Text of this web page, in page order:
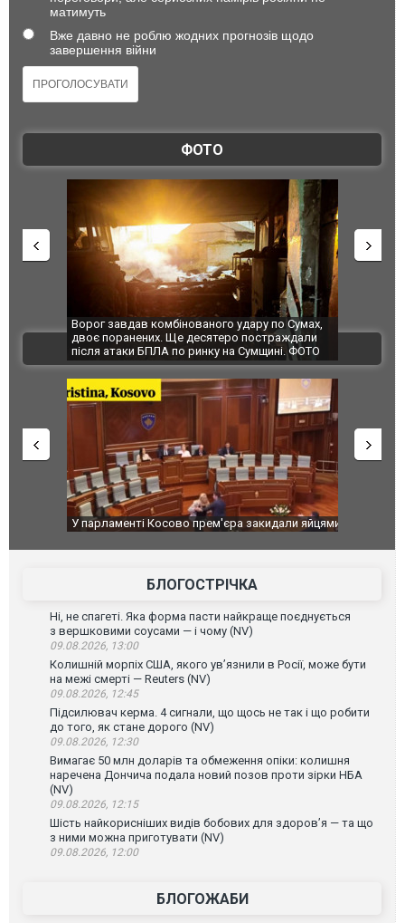
матимуть
Вже давно не роблю жодних прогнозів щодо
завершення війни
ФОТО
За 2000 кілометрів від кордону з Україною: в
Єкатеринбурзі після атаки дронів загорівся
склад Wildberries. ФОТО. ВІДЕО
"Мої
ВІДЕО
Приїхав за паспортом та квартирою": у полон
зіркового футболіста Мохамеда Салаха
Одесу
ураганним
БЛОГОСТРІЧКА
Ні, не спагеті. Яка форма пасти найкраще поєднується
з вершковими соусами — і чому (NV)
09.08.2026, 13:00
Колишній морпіх США, якого ув’язнили в Росії, може бути
на межі смерті — Reuters (NV)
09.08.2026, 12:45
Підсилювач керма. 4 сигнали, що щось не так і що робити
до того, як стане дорого (NV)
09.08.2026, 12:30
Вимагає 50 млн доларів та обмеження опіки: колишня
наречена Дончича подала новий позов проти зірки НБА
(NV)
09.08.2026, 12:15
Шість найкорисніших видів бобових для здоров’я — та що
з ними можна приготувати (NV)
09.08.2026, 12:00
БЛОГОЖАБИ